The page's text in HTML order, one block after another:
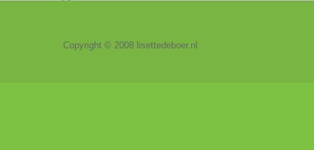
Copyright © 2008 lisettedeboer.nl